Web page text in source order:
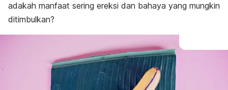
adakah manfaat sering ereksi dan bahaya yang mungkin
ditimbulkan?